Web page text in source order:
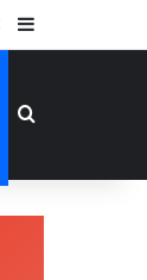
Publicación al
Barra lateral
Buscar por